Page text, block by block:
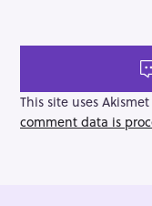
a
g
a
t
This site uses
comment data is